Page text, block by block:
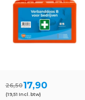
26,5017,90
(19,51 Incl. btw)